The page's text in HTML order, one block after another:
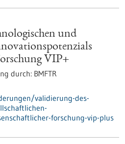
und
VIP+
durch: BMFTR
validierung-des-
forschung-vip-plus